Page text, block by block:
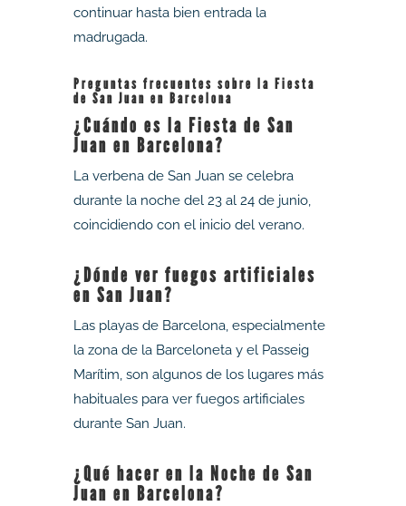
continuar hasta bien entrada la
madrugada.
Preguntas frecuentes sobre la Fiesta
de San Juan en Barcelona
¿Cuándo es la Fiesta de San
Juan en Barcelona?
La verbena de San Juan se celebra
durante la noche del 23 al 24 de junio,
coincidiendo con el inicio del verano.
¿Dónde ver fuegos artificiales
en San Juan?
Las playas de Barcelona, especialmente
la zona de la Barceloneta y el Passeig
Marítim, son algunos de los lugares más
habituales para ver fuegos artificiales
durante San Juan.
¿Qué hacer en la Noche de San
Juan en Barcelona?